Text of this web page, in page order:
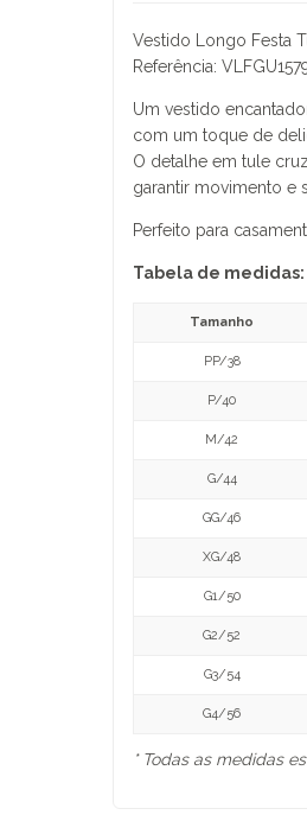
Vestido Longo Festa
Referência:
Um vestido
com um toque de
O detalhe em tule
garantir movimento e
Perfeito para
Tabela de medidas:
Tamanho
PP/38
P/40
M/42
G/44
GG/46
XG/48
G1/50
G2/52
G3/54
G4/56
* Todas as medidas